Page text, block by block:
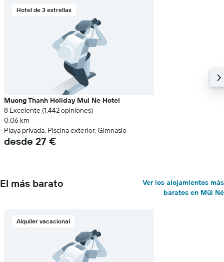
Hotel de 3 estrellas
Muong Thanh Holiday Mui Ne Hotel
8 Excelente (1.442 opiniones)
0,06 km
Playa privada, Piscina exterior, Gimnasio
desde 27 €
El más barato
Ver los alojamientos más
baratos en Mũi Né
Alquiler vacacional